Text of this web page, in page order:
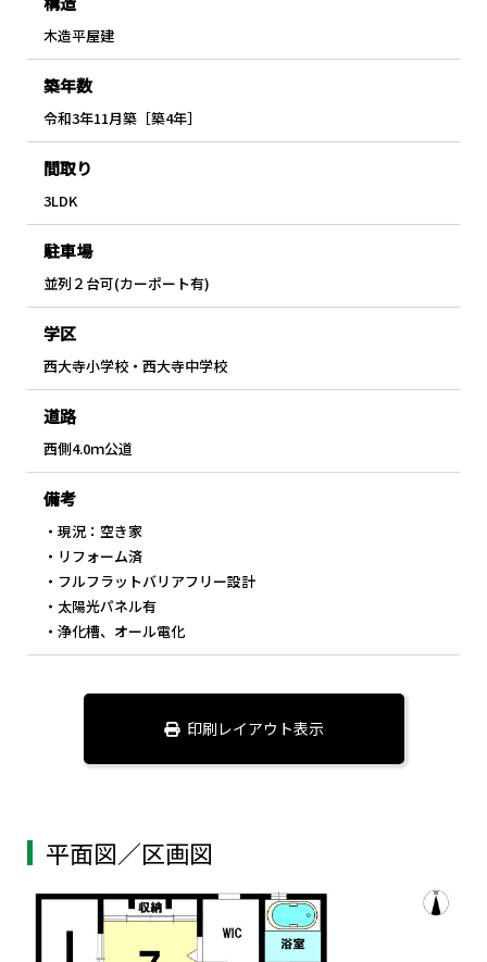
木造平屋建
築年数
令和3年11月築［築4年］
間取り
3LDK
駐車場
並列２台可(カーポート有)
学区
西大寺小学校・西大寺中学校
道路
西側4.0ｍ公道
備考
・現況：空き家
・リフォーム済
・フルフラットバリアフリー設計
・太陽光パネル有
・浄化槽、オール電化
印刷レイアウト表示
平面図／区画図